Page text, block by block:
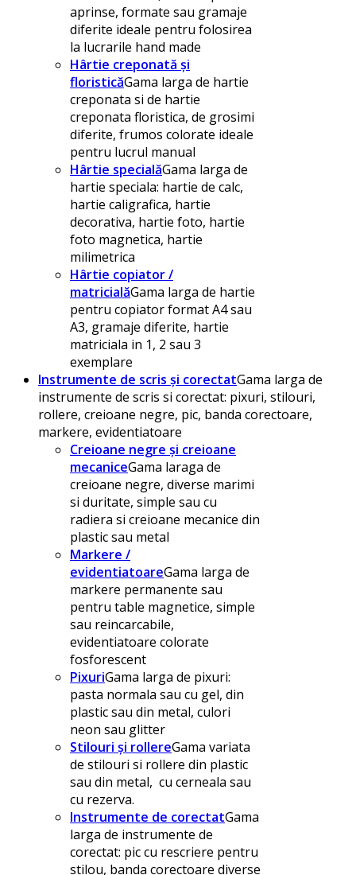
aprinse, formate sau gramaje
diferite ideale pentru folosirea
la lucrarile hand made
Hârtie creponată și
floristicăGama larga de hartie
creponata si de hartie
creponata floristica, de grosimi
diferite, frumos colorate ideale
pentru lucrul manual
Hârtie specialăGama larga de
hartie speciala: hartie de calc,
hartie caligrafica, hartie
decorativa, hartie foto, hartie
foto magnetica, hartie
milimetrica
Hârtie copiator /
matricialăGama larga de hartie
pentru copiator format A4 sau
A3, gramaje diferite, hartie
matriciala in 1, 2 sau 3
exemplare
Instrumente de scris și corectatGama larga de
instrumente de scris si corectat: pixuri, stilouri,
rollere, creioane negre, pic, banda corectoare,
markere, evidentiatoare
Creioane negre și creioane
mecaniceGama laraga de
creioane negre, diverse marimi
si duritate, simple sau cu
radiera si creioane mecanice din
plastic sau metal
Markere /
evidentiatoareGama larga de
markere permanente sau
pentru table magnetice, simple
sau reincarcabile,
evidentiatoare colorate
fosforescent
PixuriGama larga de pixuri:
pasta normala sau cu gel, din
plastic sau din metal, culori
neon sau glitter
Stilouri și rollereGama variata
de stilouri si rollere din plastic
sau din metal, cu cerneala sau
cu rezerva.
Instrumente de corectatGama
larga de instrumente de
corectat: pic cu rescriere pentru
stilou, banda corectoare diverse